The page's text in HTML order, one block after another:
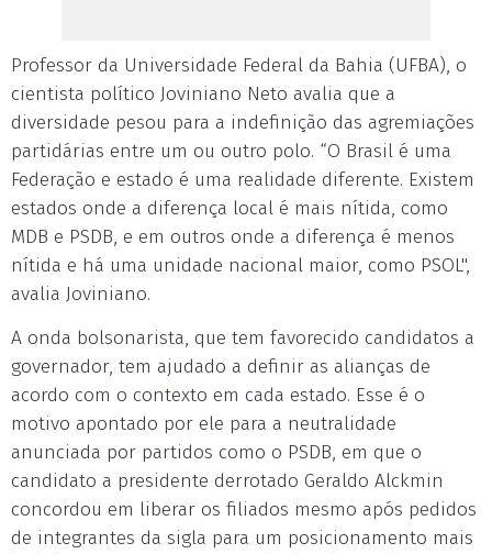
Professor da Universidade Federal da Bahia (UFBA), o
cientista político Joviniano Neto avalia que a
diversidade pesou para a indefinição das agremiações
partidárias entre um ou outro polo. “O Brasil é uma
Federação e estado é uma realidade diferente. Existem
estados onde a diferença local é mais nítida, como
MDB e PSDB, e em outros onde a diferença é menos
nítida e há uma unidade nacional maior, como PSOL",
avalia Joviniano.
A onda bolsonarista, que tem favorecido candidatos a
governador, tem ajudado a definir as alianças de
acordo com o contexto em cada estado. Esse é o
motivo apontado por ele para a neutralidade
anunciada por partidos como o PSDB, em que o
candidato a presidente derrotado Geraldo Alckmin
concordou em liberar os filiados mesmo após pedidos
de integrantes da sigla para um posicionamento mais